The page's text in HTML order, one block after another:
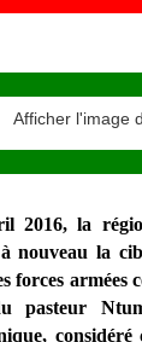
2016, la
nouveau la
forces armées
pasteur